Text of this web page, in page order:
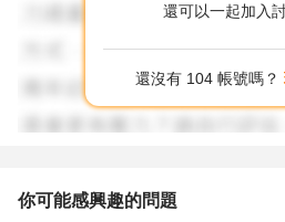
還可以一起加入
還沒有 104 帳號嗎？
你可能感興趣的問題